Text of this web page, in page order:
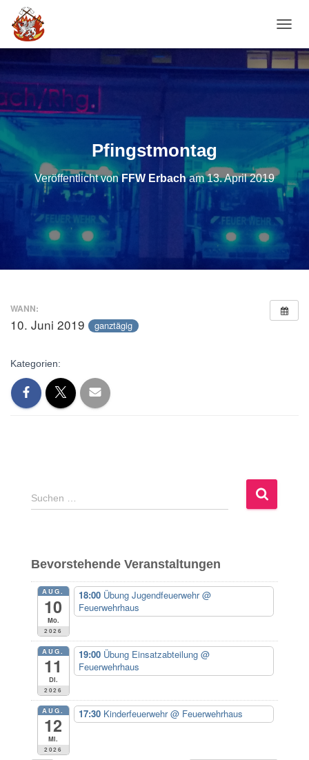
Pfingstmontag
Veröffentlicht vonFFW Erbacham13. April 2019
WANN:
10. Juni 2019 ganztägig
Kategorien:
S
u
n
n
:
Suchen …
Bevorstehende Veranstaltungen
AUG.
10
Mo.
2026
18:00 Übung Jugendfeuerwehr@
Feuerwehrhaus
AUG.
11
Di.
2026
19:00 Übung Einsatzabteilung @
Feuerwehrhaus
AUG.
12
Mi.
2026
17:30 Kinderfeuerwehr@ Feuerwehrhaus